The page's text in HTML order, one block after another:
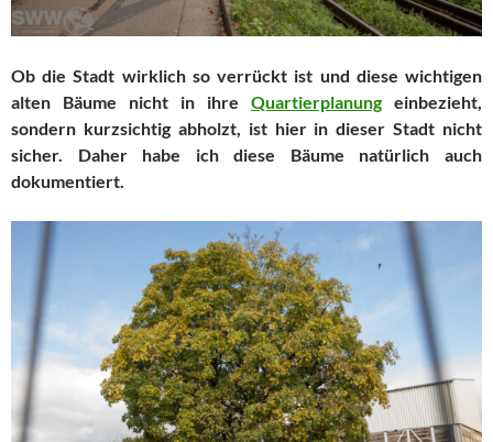
Ob die Stadt wirklich so verrückt ist und diese wichtigen
alten Bäume nicht in ihre Quartierplanung einbezieht,
sondern kurzsichtig abholzt, ist hier in dieser Stadt nicht
sicher. Daher habe ich diese Bäume natürlich auch
dokumentiert.